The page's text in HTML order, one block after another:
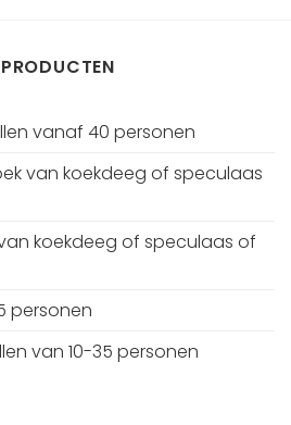
vanaf 40 personen
van koekdeeg of speculaas
koekdeeg of speculaas of
personen
van 10-35 personen